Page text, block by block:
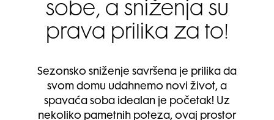
sobe, a sniženja su
prava prilika za to!
Sezonsko sniženje savršena je prilika da
svom domu udahnemo novi život, a
spavaća soba idealan je početak! Uz
nekoliko pametnih poteza, ovaj prostor